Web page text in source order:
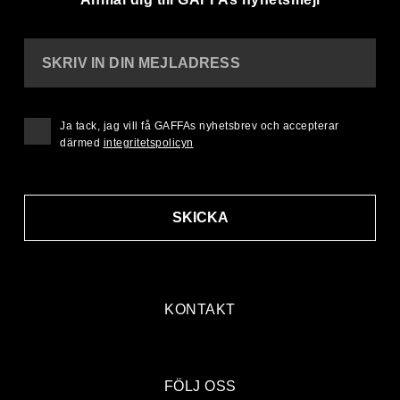
KONTAKT
SKRIV IN DIN MEJLADRESS
SKICKA
Ja tack, jag vill få GAFFAs nyhetsbrev och accepterar
därmed integritetspolicyn
FÖLJ OSS